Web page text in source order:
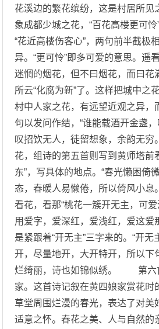
花溪边的繁花缤纷，这是村居所见
象成都少城之花，“百花高楼更可
“花近高楼伤客心”，两句前半截极
异。“更可怜”即多可爱的意思。遥
迷惘的烟花，但不曰烟花，而曰花
所云“化腐为新”了。这样把城中之
村中人家之花，有远望近观之异，
句以发问作结，“谁能载酒开金盏
叹招饮无人，徒留想象，余韵
花，组诗的第五首则写到黄师塔前
东”，写具体的地点。“春光懒困倚
态，春暖人易懒倦，所以倚风小息
看花，看那“桃花一簇开无主，可
用爱字，爱深红，爱浅红，爱这爱
是紧跟着“开无主”三字来的。“开无
开，尽量地开，大开特开，所以下
烂绮丽，诗也如锦似绣。 第六
家。这首诗记叙在黄四娘家赏花时
草堂周围烂漫的春光，表达了对美
适意之怀。春花之美、人与自然的